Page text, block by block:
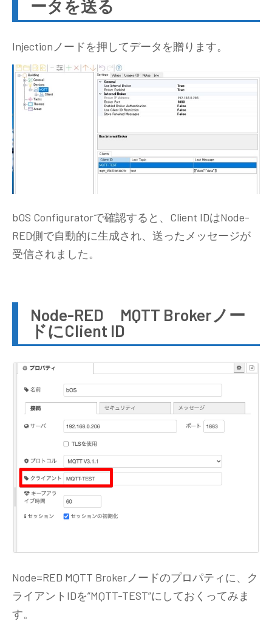
ータを送る
Injectionノードを押してデータを贈ります。
bOS Configuratorで確認すると、Client IDはNode-
RED側で自動的に生成され、送ったメッセージが
受信されました。
Node-RED MQTT Brokerノー
ドにClient ID
Node=RED MQTT Brokerノードのプロパティに、ク
ライアントIDを”MQTT-TEST”にしておくってみま
す。